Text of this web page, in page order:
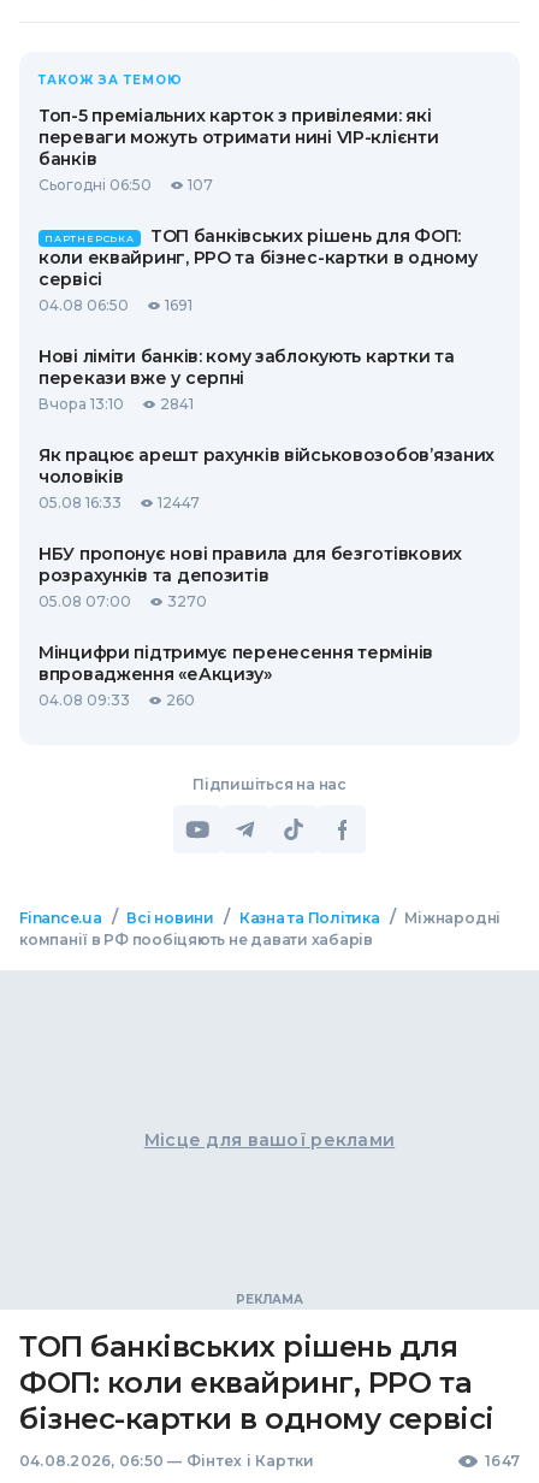
ТАКОЖ ЗА ТЕМОЮ
Топ-5 преміальних карток з привілеями: які
переваги можуть отримати нині VIP-клієнти
банків
Сьогодні 06:50 107
ПАРТНЕРСЬКА
ТОП банківських рішень для ФОП:
коли еквайринг, РРО та бізнес-картки в одному
сервісі
04.08 06:50 1691
Нові ліміти банків: кому заблокують картки та
перекази вже у серпні
Вчора 13:10 2841
Як працює арешт рахунків військовозобов’язаних
чоловіків
05.08 16:33 12447
НБУ пропонує нові правила для безготівкових
розрахунків та депозитів
05.08 07:00 3270
Мінцифри підтримує перенесення термінів
впровадження «еАкцизу»
04.08 09:33 260
Підпишіться на нас
Finance.ua / Всі новини / Казна та Політика / Міжнародні
компанії в РФ пообіцяють не давати хабарів
Місце для вашої реклами
ТОП банківських рішень для
ФОП: коли еквайринг, РРО та
бізнес-картки в одному сервісі
04.08.2026, 06:50 — Фінтех і Картки 1647